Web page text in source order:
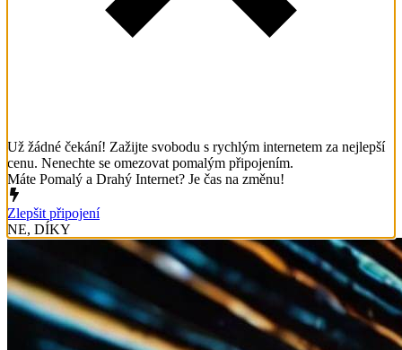
Už žádné čekání! Zažijte svobodu s rychlým internetem za nejlepší
cenu. Nenechte se omezovat pomalým připojením.
Máte Pomalý a Drahý Internet? Je čas na změnu!
Zlepšit připojení
NE, DÍKY